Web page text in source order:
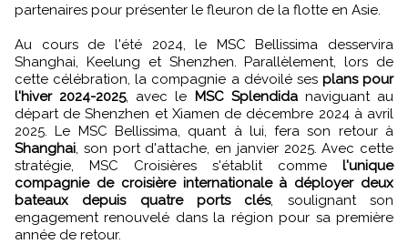
partenaires pour présenter le fleuron de la flotte en Asie.
Au cours de l'été 2024, le MSC Bellissima desservira
Shanghai, Keelung et Shenzhen. Parallèlement, lors de
cette célébration, la compagnie a dévoilé ses plans pour
l'hiver 2024-2025, avec le MSC Splendidanaviguant au
départ de Shenzhen et Xiamen de décembre 2024 à avril
2025. Le MSC Bellissima, quant à lui, fera son retour à
Shanghai , son port d'attache, en janvier 2025. Avec cette
stratégie, MSC Croisières s'établit comme l'unique
compagnie de croisière internationale à déployer deux
bateaux depuis quatre ports clés, soulignant son
engagement renouvelé dans la région pour sa première
année de retour.